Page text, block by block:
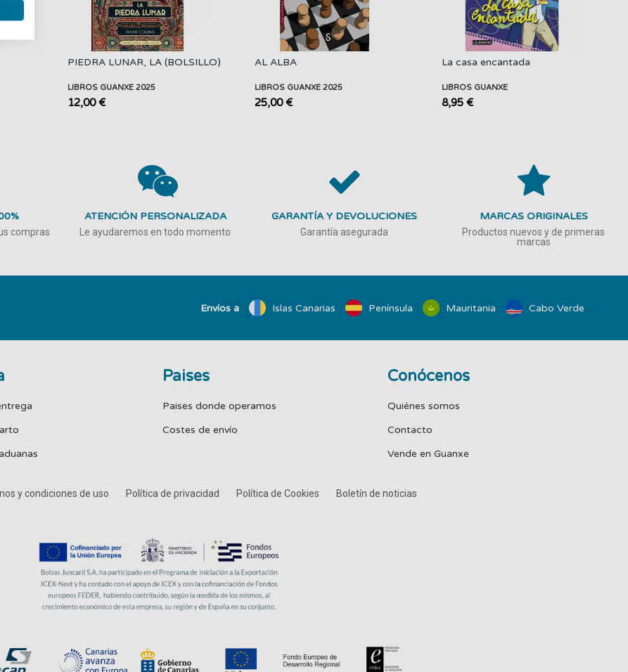
PIEDRA LUNAR, LA (BOLSILLO)
LIBROS GUANXE 2025
12,00 €
AL ALBA
LIBROS GUANXE 2025
25,00 €
La casa encantada
LIBROS GUANXE
8,95 €
compras
ATENCIÓN PERSONALIZADA
Le ayudaremos en todo momento
GARANTÍA Y DEVOLUCIONES
Garantía asegurada
MARCAS ORIGINALES
Productos nuevos y de primeras
marcas
Envíos a Islas Canarias Península Mauritania Cabo Verde
Paises
Paises donde operamos
Costes de envío
Conócenos
Quiénes somos
Contacto
Vende en Guanxe
y condiciones de uso Política de privacidad Política de Cookies Boletín de noticias